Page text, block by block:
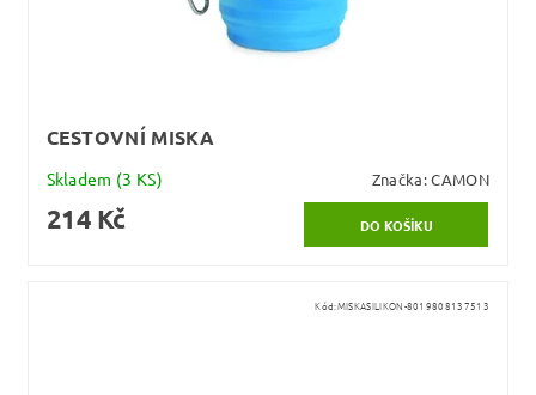
CESTOVNÍ MISKA
Skladem (3 KS) Značka:CAMON
214 Kč
Kód:MISKASILIKON-8019808137513